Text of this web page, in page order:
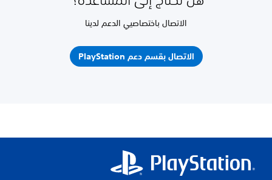
الاتصال باختصاصيي الدعم لدينا
الاتصال بقسم دعم PlayStation